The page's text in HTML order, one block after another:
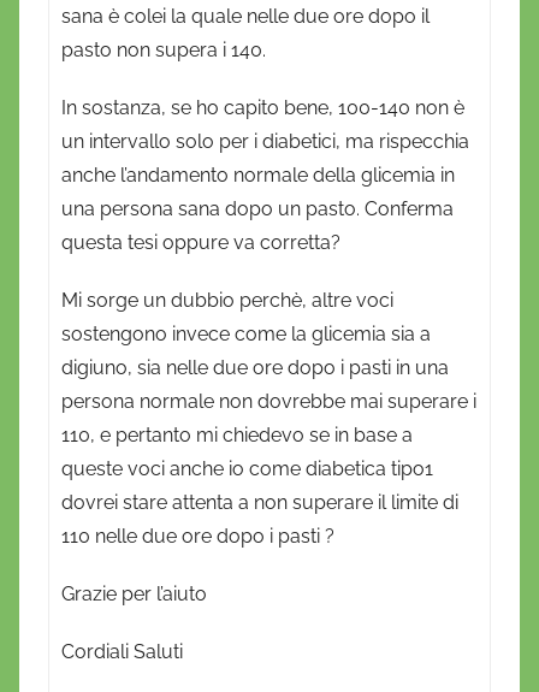
o
sana è colei la quale nelle due ore dopo il
pasto non supera i 140.
In sostanza, se ho capito bene, 100-140 non è
un intervallo solo per i diabetici, ma rispecchia
anche l’andamento normale della glicemia in
una persona sana dopo un pasto. Conferma
questa tesi oppure va corretta?
Mi sorge un dubbio perchè, altre voci
sostengono invece come la glicemia sia a
digiuno, sia nelle due ore dopo i pasti in una
persona normale non dovrebbe mai superare i
110, e pertanto mi chiedevo se in base a
queste voci anche io come diabetica tipo1
dovrei stare attenta a non superare il limite di
110 nelle due ore dopo i pasti ?
Grazie per l’aiuto
Cordiali Saluti